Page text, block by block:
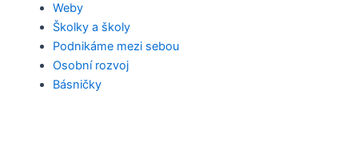
Weby
Školky a školy
Podnikáme mezi sebou
Osobní rozvoj
Básničky